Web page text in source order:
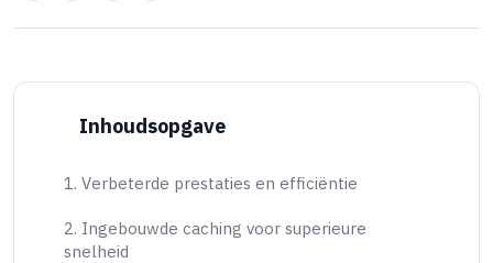
Inhoudsopgave
1. Verbeterde prestaties en efficiëntie
2. Ingebouwde caching voor superieure
snelheid